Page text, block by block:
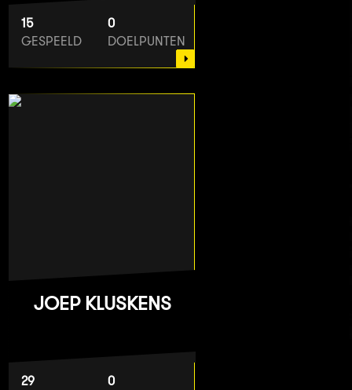
15
GESPEELD
0
DOELPUNTEN
JOEP KLUSKENS
29
0